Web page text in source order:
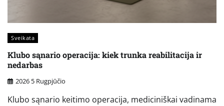
Sveikata
Klubo sąnario operacija: kiek trunka reabilitacija ir
nedarbas
2026 5 Rugpjūčio
Klubo sąnario keitimo operacija, mediciniškai vadinama